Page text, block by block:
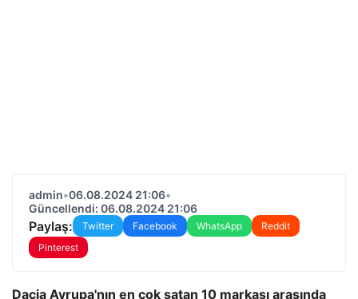
admin•06.08.2024 21:06•
Güncellendi: 06.08.2024 21:06
Paylaş: Twitter Facebook WhatsApp
Reddit
Pinterest
Dacia Avrupa'nın en çok satan 10 markası arasında